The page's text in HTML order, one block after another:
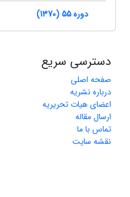
دوره 55 (1370)
دسترسی سریع
صفحه اصلی
درباره نشریه
اعضای هیات تحریریه
ارسال مقاله
تماس با ما
نقشه سایت